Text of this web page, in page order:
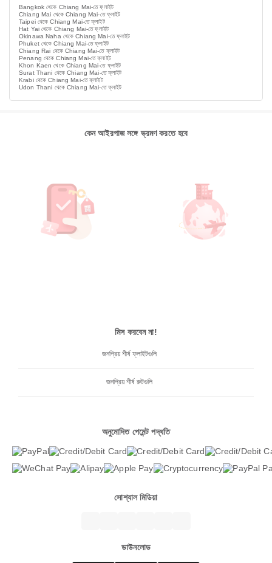
Bangkok থেকে Chiang Mai-তে ফ্লাইট
Chiang Mai থেকে Chiang Mai-তে ফ্লাইট
Taipei থেকে Chiang Mai-তে ফ্লাইট
Hat Yai থেকে Chiang Mai-তে ফ্লাইট
Okinawa Naha থেকে Chiang Mai-তে ফ্লাইট
Phuket থেকে Chiang Mai-তে ফ্লাইট
Chiang Rai থেকে Chiang Mai-তে ফ্লাইট
Penang থেকে Chiang Mai-তে ফ্লাইট
Khon Kaen থেকে Chiang Mai-তে ফ্লাইট
Surat Thani থেকে Chiang Mai-তে ফ্লাইট
Krabi থেকে Chiang Mai-তে ফ্লাইট
Udon Thani থেকে Chiang Mai-তে ফ্লাইট
কেন আইরপাজ সঙ্গে ভ্রমণ করতে হবে
মিস করবেন না!
জনপ্রিয় শীর্ষ ফ্লাইটগুলি
জনপ্রিয় শীর্ষ রুটগুলি
অনুমোদিত পেমেন্ট পদ্ধতি
সোশ্যাল মিডিয়া
ডাউনলোড